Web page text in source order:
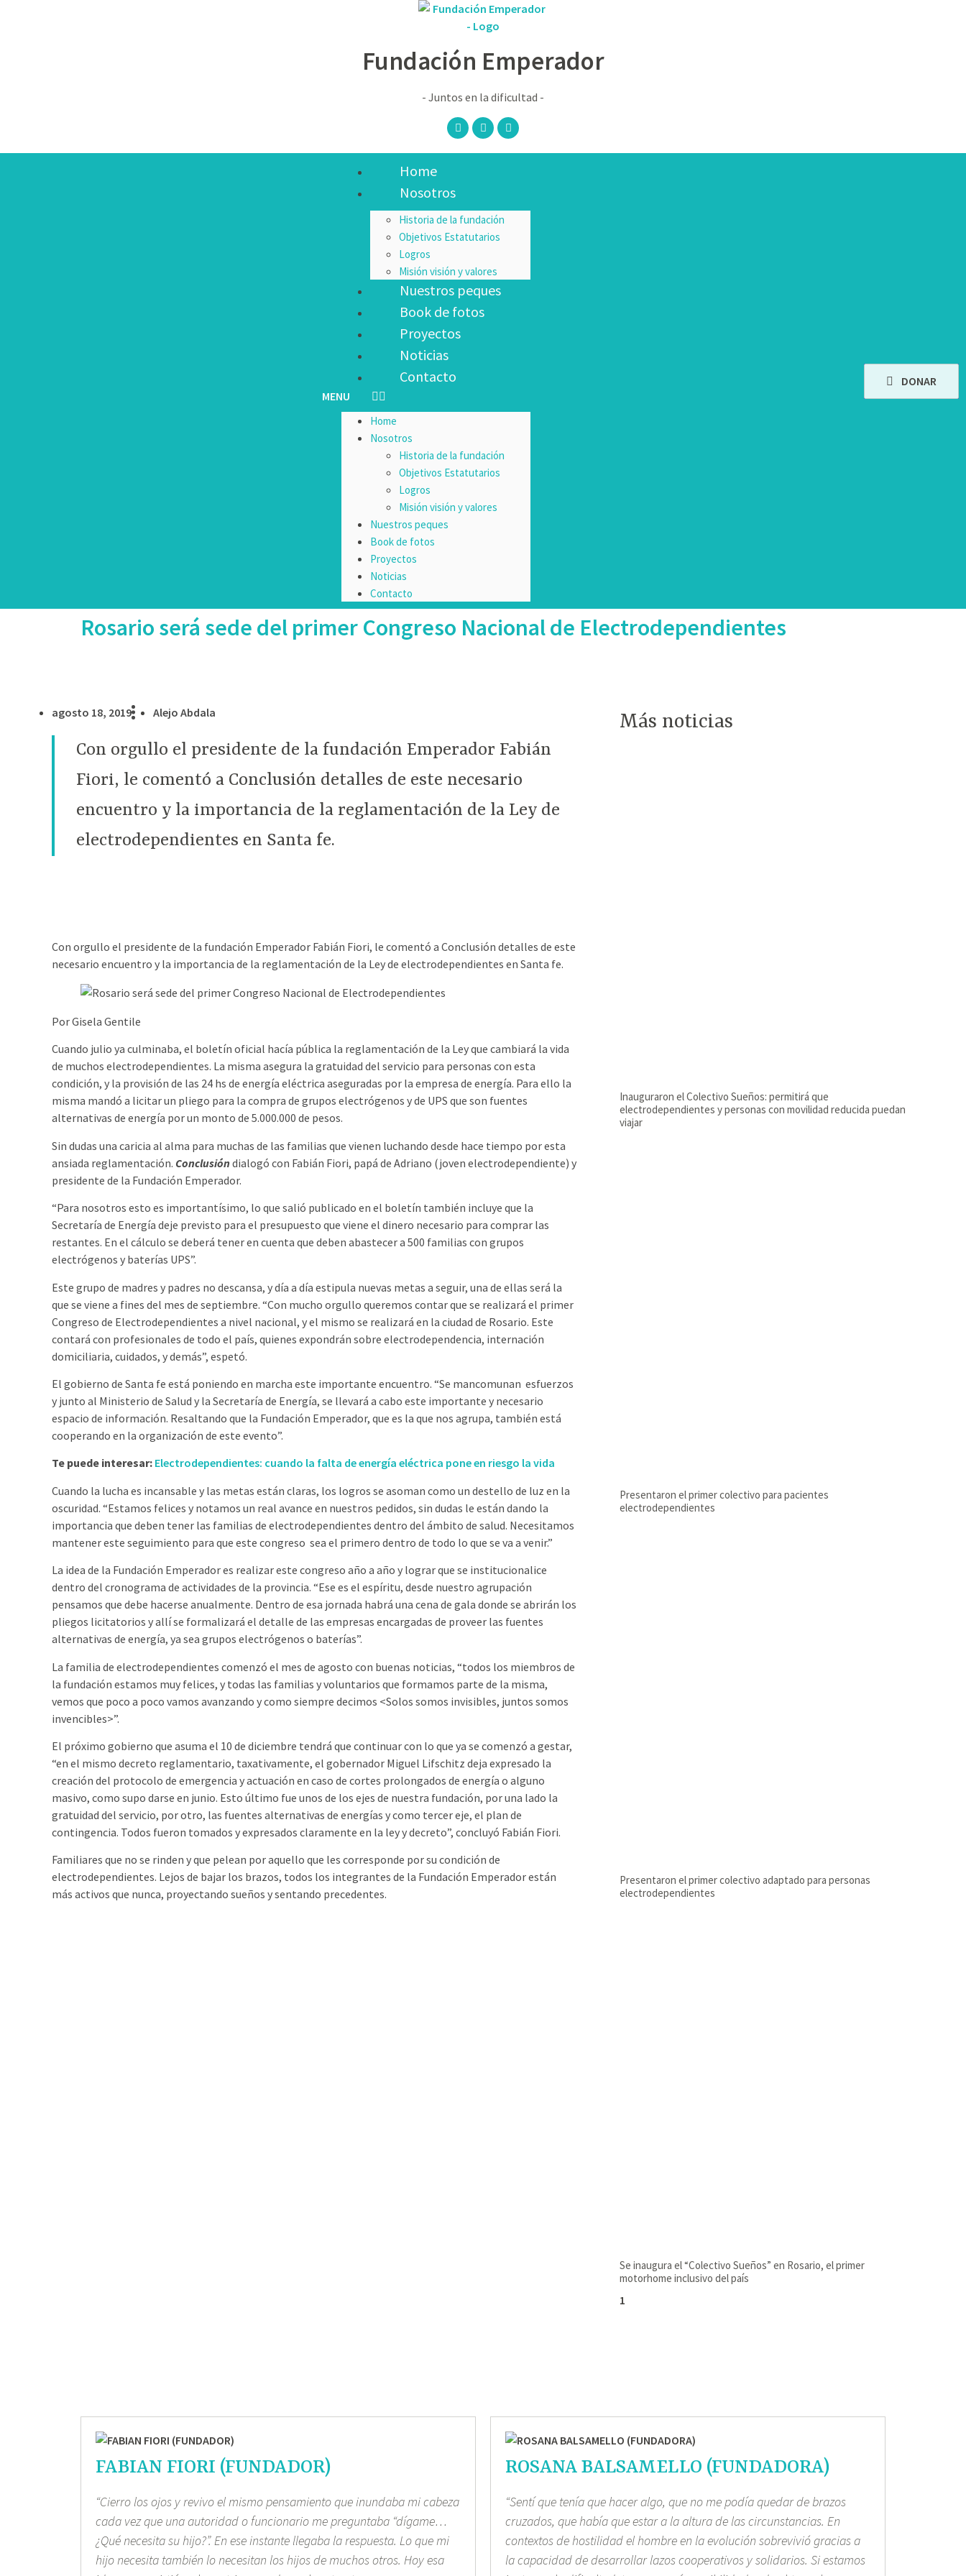
Fundación Emperador
- Juntos en la dificultad -
Home
Nosotros
Historia de la fundación
Objetivos Estatutarios
Logros
Misión visión y valores
Nuestros peques
Book de fotos
Proyectos
Noticias
Contacto
Home
Nosotros
Historia de la fundación
Objetivos Estatutarios
Logros
Misión visión y valores
Nuestros peques
Book de fotos
Proyectos
Noticias
Contacto
DONAR
Rosario será sede del primer Congreso Nacional de Electrodependientes
agosto 18, 2019 Alejo Abdala
Con orgullo el presidente de la fundación Emperador Fabián
Fiori, le comentó a Conclusión detalles de este necesario
encuentro y la importancia de la reglamentación de la Ley de
electrodependientes en Santa fe.
Con orgullo el presidente de la fundación Emperador Fabián Fiori, le comentó a Conclusión detalles de este
necesario encuentro y la importancia de la reglamentación de la Ley de electrodependientes en Santa fe.
Por Gisela Gentile
Cuando julio ya culminaba, el boletín oficial hacía pública la reglamentación de la Ley que cambiará la vida
de muchos electrodependientes. La misma asegura la gratuidad del servicio para personas con esta
condición, y la provisión de las 24 hs de energía eléctrica aseguradas por la empresa de energía. Para ello la
misma mandó a licitar un pliego para la compra de grupos electrógenos y de UPS que son fuentes
alternativas de energía por un monto de 5.000.000 de pesos.
Sin dudas una caricia al alma para muchas de las familias que vienen luchando desde hace tiempo por esta
ansiada reglamentación. Conclusión dialogó con Fabián Fiori, papá de Adriano (joven electrodependiente) y
presidente de la Fundación Emperador.
“Para nosotros esto es importantísimo, lo que salió publicado en el boletín también incluye que la
Secretaría de Energía deje previsto para el presupuesto que viene el dinero necesario para comprar las
restantes. En el cálculo se deberá tener en cuenta que deben abastecer a 500 familias con grupos
electrógenos y baterías UPS”.
Este grupo de madres y padres no descansa, y día a día estipula nuevas metas a seguir, una de ellas será la
que se viene a fines del mes de septiembre. “Con mucho orgullo queremos contar que se realizará el primer
Congreso de Electrodependientes a nivel nacional, y el mismo se realizará en la ciudad de Rosario. Este
contará con profesionales de todo el país, quienes expondrán sobre electrodependencia, internación
domiciliaria, cuidados, y demás”, espetó.
El gobierno de Santa fe está poniendo en marcha este importante encuentro. “Se mancomunan esfuerzos
y junto al Ministerio de Salud y la Secretaría de Energía, se llevará a cabo este importante y necesario
espacio de información. Resaltando que la Fundación Emperador, que es la que nos agrupa, también está
cooperando en la organización de este evento”.
Te puede interesar: Electrodependientes: cuando la falta de energía eléctrica pone en riesgo la vida
Cuando la lucha es incansable y las metas están claras, los logros se asoman como un destello de luz en la
oscuridad. “Estamos felices y notamos un real avance en nuestros pedidos, sin dudas le están dando la
importancia que deben tener las familias de electrodependientes dentro del ámbito de salud. Necesitamos
mantener este seguimiento para que este congreso sea el primero dentro de todo lo que se va a venir.”
La idea de la Fundación Emperador es realizar este congreso año a año y lograr que se institucionalice
dentro del cronograma de actividades de la provincia. “Ese es el espíritu, desde nuestro agrupación
pensamos que debe hacerse anualmente. Dentro de esa jornada habrá una cena de gala donde se abrirán los
pliegos licitatorios y allí se formalizará el detalle de las empresas encargadas de proveer las fuentes
alternativas de energía, ya sea grupos electrógenos o baterías”.
La familia de electrodependientes comenzó el mes de agosto con buenas noticias, “todos los miembros de
la fundación estamos muy felices, y todas las familias y voluntarios que formamos parte de la misma,
vemos que poco a poco vamos avanzando y como siempre decimos <Solos somos invisibles, juntos somos
invencibles>”.
El próximo gobierno que asuma el 10 de diciembre tendrá que continuar con lo que ya se comenzó a gestar,
“en el mismo decreto reglamentario, taxativamente, el gobernador Miguel Lifschitz deja expresado la
creación del protocolo de emergencia y actuación en caso de cortes prolongados de energía o alguno
masivo, como supo darse en junio. Esto último fue unos de los ejes de nuestra fundación, por una lado la
gratuidad del servicio, por otro, las fuentes alternativas de energías y como tercer eje, el plan de
contingencia. Todos fueron tomados y expresados claramente en la ley y decreto”, concluyó Fabián Fiori.
Familiares que no se rinden y que pelean por aquello que les corresponde por su condición de
electrodependientes. Lejos de bajar los brazos, todos los integrantes de la Fundación Emperador están
más activos que nunca, proyectando sueños y sentando precedentes.
Más noticias
Inauguraron el Colectivo Sueños: permitirá que
electrodependientes y personas con movilidad reducida puedan
viajar
Presentaron el primer colectivo para pacientes
electrodependientes
Presentaron el primer colectivo adaptado para personas
electrodependientes
Se inaugura el “Colectivo Sueños” en Rosario, el primer
motorhome inclusivo del país
FABIAN FIORI (FUNDADOR)
“Cierro los ojos y revivo el mismo pensamiento que inundaba mi cabeza
cada vez que una autoridad o funcionario me preguntaba “dígame…
¿Qué necesita su hijo?”. En ese instante llegaba la respuesta. Lo que mi
hijo necesita también lo necesitan los hijos de muchos otros. Hoy esa
ROSANA BALSAMELLO (FUNDADORA)
“Sentí que tenía que hacer algo, que no me podía quedar de brazos
cruzados, que había que estar a la altura de las circunstancias. En
contextos de hostilidad el hombre en la evolución sobrevivió gracias a
la capacidad de desarrollar lazos cooperativos y solidarios. Si estamos